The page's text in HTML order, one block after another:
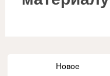
Новое